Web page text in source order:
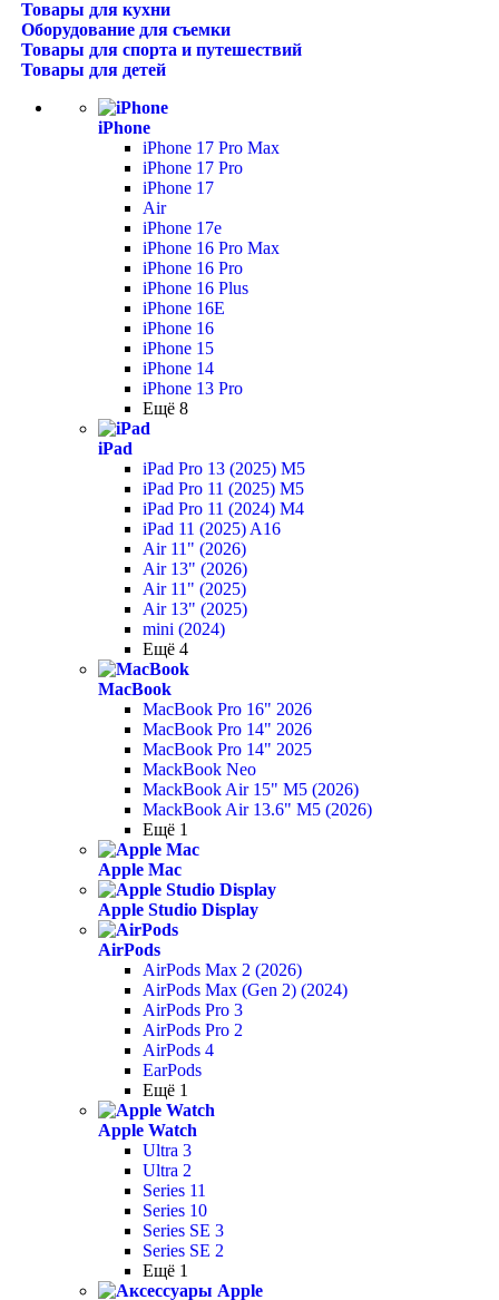
Товары для кухни
Оборудование для съемки
Товары для спорта и путешествий
Товары для детей
iPhone
iPhone 17 Pro Max
iPhone 17 Pro
iPhone 17
Air
iPhone 17e
iPhone 16 Pro Max
iPhone 16 Pro
iPhone 16 Plus
iPhone 16E
iPhone 16
iPhone 15
iPhone 14
iPhone 13 Pro
Ещё 8
iPad
iPad Pro 13 (2025) M5
iPad Pro 11 (2025) M5
iPad Pro 11 (2024) M4
iPad 11 (2025) A16
Air 11" (2026)
Air 13" (2026)
Air 11" (2025)
Air 13" (2025)
mini (2024)
Ещё 4
MacBook
MacBook Pro 16" 2026
MacBook Pro 14" 2026
MacBook Pro 14" 2025
MackBook Neo
MackBook Air 15" M5 (2026)
MackBook Air 13.6" M5 (2026)
Ещё 1
Apple Mac
Apple Studio Display
AirPods
AirPods Max 2 (2026)
AirPods Max (Gen 2) (2024)
AirPods Pro 3
AirPods Pro 2
AirPods 4
EarPods
Ещё 1
Apple Watch
Ultra 3
Ultra 2
Series 11
Series 10
Series SE 3
Series SE 2
Ещё 1